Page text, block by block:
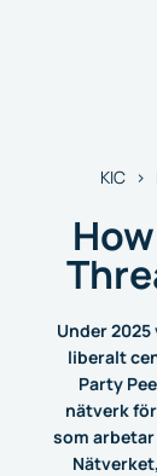
KIC
Under
liberalt
Party
nätverk
som